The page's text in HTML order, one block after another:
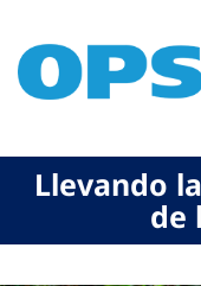
Llevando
de